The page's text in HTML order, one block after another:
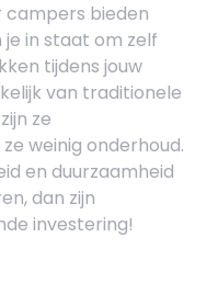
campers bieden
in staat om zelf
tijdens jouw
van traditionele
ze
weinig onderhoud.
en duurzaamheid
dan zijn
investering!